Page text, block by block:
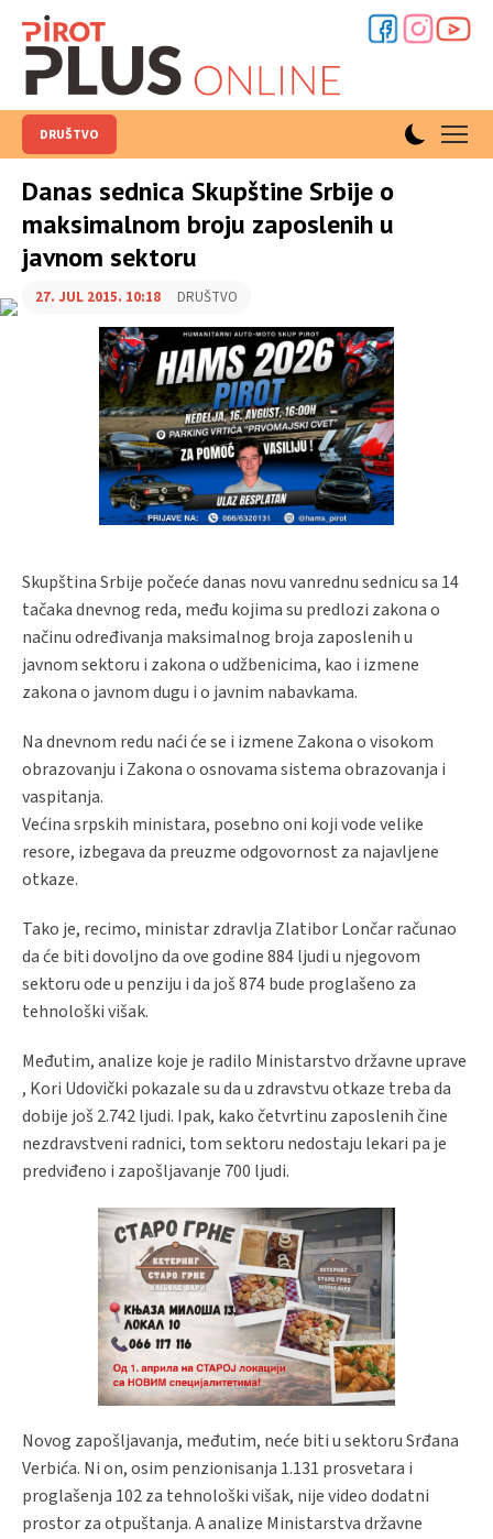
DRUŠTVO
Danas sednica Skupštine Srbije o
maksimalnom broju zaposlenih u
javnom sektoru
27. JUL 2015. 10:18 DRUŠTVO
Skupština Srbije počeće danas novu vanrednu sednicu sa 14
tačaka dnevnog reda, među kojima su predlozi zakona o
načinu određivanja maksimalnog broja zaposlenih u
javnom sektoru i zakona o udžbenicima, kao i izmene
zakona o javnom dugu i o javnim nabavkama.
Na dnevnom redu naći će se i izmene Zakona o visokom
obrazovanju i Zakona o osnovama sistema obrazovanja i
vaspitanja.
Većina srpskih ministara, posebno oni koji vode velike
resore, izbegava da preuzme odgovornost za najavljene
otkaze.
Tako je, recimo, ministar zdravlja Zlatibor Lončar računao
da će biti dovoljno da ove godine 884 ljudi u njegovom
sektoru ode u penziju i da još 874 bude proglašeno za
tehnološki višak.
Međutim, analize koje je radilo Ministarstvo državne uprave
, Kori Udovički pokazale su da u zdravstvu otkaze treba da
dobije još 2.742 ljudi. Ipak, kako četvrtinu zaposlenih čine
nezdravstveni radnici, tom sektoru nedostaju lekari pa je
predviđeno i zapošljavanje 700 ljudi.
Novog zapošljavanja, međutim, neće biti u sektoru Srđana
Verbića. Ni on, osim penzionisanja 1.131 prosvetara i
proglašenja 102 za tehnološki višak, nije video dodatni
prostor za otpuštanja. A analize Ministarstva državne